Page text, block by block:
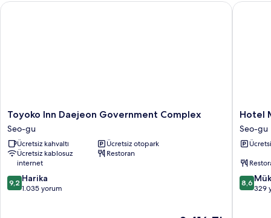
Toyoko
Inn
Daejeon
Government
Complex
Seo-
gu
Toyoko Inn Daejeon Government Complex
Seo-gu
Ücretsiz kahvaltı
Ücretsiz otopark
Ücretsiz kablosuz
internet
Restoran
10
üzerinden
9,2 Harika
1.035 yorum
Toyoko Inn Daejeon Government Complex
Hotel
March
Seo-
gu
Hotel
Seo-gu
10
8,6
329
Hotel